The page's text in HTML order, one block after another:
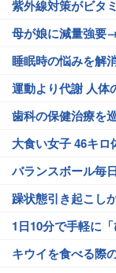
紫外線対策がビタ
母が娘に減量強要
睡眠時の悩みを解
運動より代謝 人体
歯科の保健治療を
大食い女子 46キロ
バランスボール毎
躁状態引き起こし
1日10分で手軽に「
キウイを食べる際